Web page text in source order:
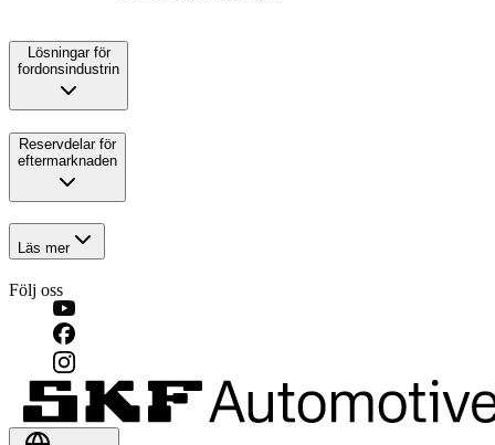
Lösningar för
fordonsindustrin
Reservdelar för
eftermarknaden
Läs mer
Följ oss